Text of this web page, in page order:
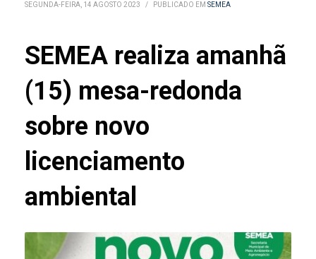
SEGUNDA-FEIRA, 14 AGOSTO 2023 / PUBLICADO EM SEMEA
SEMEA realiza amanhã
(15) mesa-redonda
sobre novo
licenciamento
ambiental